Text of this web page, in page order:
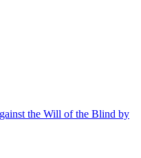
the Will of the Blind by